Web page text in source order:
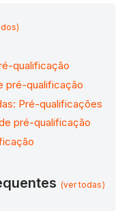
qualificação
pré-qualificação
Pré-qualificações
pré-qualificação
(ver todas)